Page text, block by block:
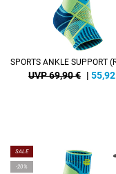
UVP 69,90 € | 55,92
SALE
-20%